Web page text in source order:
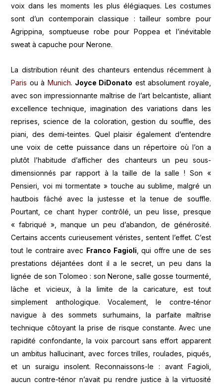
voix dans les moments les plus élégiaques. Les costumes
sont d’un contemporain classique : tailleur sombre pour
Agrippina, somptueuse robe pour Poppea et l’inévitable
sweat à capuche pour Nerone.
La distribution réunit des chanteurs entendus récemment à
Paris ou à Munich. Joyce DiDonato est absolument royale,
avec son impressionnante maîtrise de l’art belcantiste, alliant
excellence technique, imagination des variations dans les
reprises, science de la coloration, gestion du souffle, des
piani, des demi-teintes. Quel plaisir également d’entendre
une voix de cette puissance dans un répertoire où l’on a
plutôt l’habitude d’afficher des chanteurs un peu sous-
dimensionnés par rapport à la taille de la salle ! Son «
Pensieri, voi mi tormentate » touche au sublime, malgré un
hautbois fâché avec la justesse et la tenue de souffle.
Pourtant, ce chant hyper contrôlé, un peu lisse, presque
« fabriqué », manque un peu d’abandon, de générosité.
Certains accents curieusement véristes, sentent l’effet. C’est
tout le contraire avec Franco Fagioli , qui offre une de ses
prestations déjantées dont il a le secret, un peu dans la
lignée de son Tolomeo : son Nerone, salle gosse tourmenté,
lâche et vicieux, à la limite de la caricature, est tout
simplement anthologique. Vocalement, le contre-ténor
navigue à des sommets surhumains, la parfaite maîtrise
technique côtoyant la prise de risque constante. Avec une
rapidité confondante, la voix parcourt sans effort apparent
un ambitus hallucinant, avec forces trilles, roulades, piqués,
et un suraigu insolent. Reconnaissons-le : avant Fagioli,
aucun contre-ténor n’avait pu rendre justice à la virtuosité